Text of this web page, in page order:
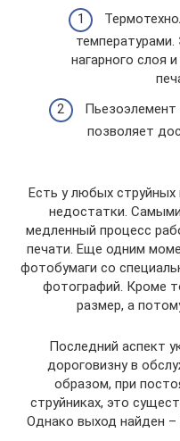
нагарного слоя
позволяет
Есть у любых
недостатки.
медленный процесс
печати. Еще одним
фотобумаги со
фотографий. Кроме
размер, а
Последний аспект
дороговизну в
образом, при
струйниках, это
Однако выход найден